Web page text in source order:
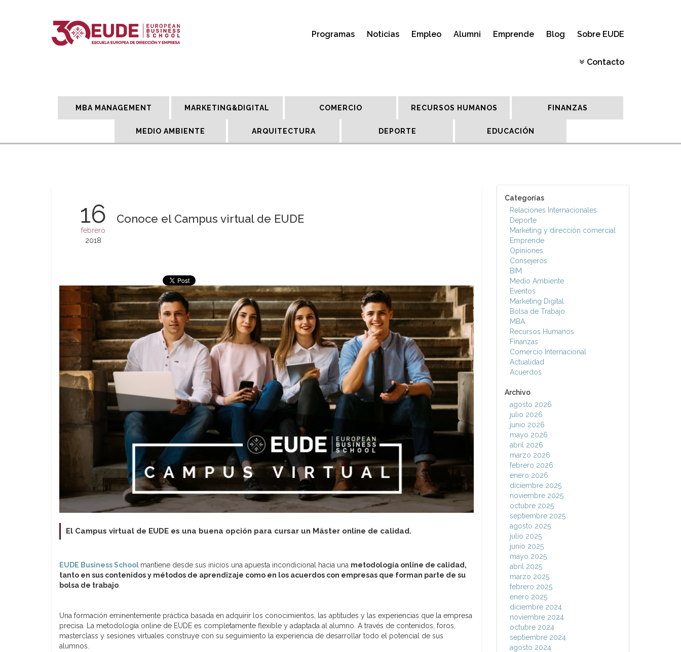
Programas Noticias Empleo Alumni Emprende Blog Sobre EUDE
Contacto
MBA MANAGEMENT MARKETING&DIGITAL COMERCIO RECURSOS HUMANOS FINANZAS
MEDIO AMBIENTE ARQUITECTURA DEPORTE EDUCACIÓN
16
febrero
2018
Conoce el Campus virtual de EUDE
El Campus virtual de EUDE es una buena opción para cursar un Máster online de calidad.
EUDE Business School mantiene desde sus inicios una apuesta incondicional hacia una metodología online de calidad,
tanto en sus contenidos y métodos de aprendizaje como en los acuerdos con empresas que forman parte de su
bolsa de trabajo
Una formación eminentemente práctica basada en adquirir los conocimientos, las aptitudes y las experiencias que la empresa
precisa. La metodología online de EUDE es completamente flexible y adaptada al alumno. A través de contenidos, foros,
masterclass y sesiones virtuales construye con su seguimiento la experiencia de desarrollar todo el potencial de sus
alumnos.
Categorías
Relaciones Internacionales
Deporte
Marketing y dirección comercial
Emprende
Opiniones
Consejeros
BIM
Medio Ambiente
Eventos
Marketing Digital
Bolsa de Trabajo
MBA
Recursos Humanos
Finanzas
Comercio Internacional
Actualidad
Acuerdos
Archivo
agosto 2026
julio 2026
junio 2026
mayo 2026
abril 2026
marzo 2026
febrero 2026
enero 2026
diciembre 2025
noviembre 2025
octubre 2025
septiembre 2025
agosto 2025
julio 2025
junio 2025
mayo 2025
abril 2025
marzo 2025
febrero 2025
enero 2025
diciembre 2024
noviembre 2024
octubre 2024
septiembre 2024
agosto 2024